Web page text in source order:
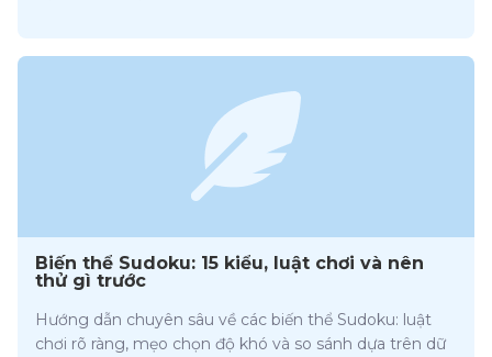
Biến thể Sudoku: 15 kiểu, luật chơi và nên
thử gì trước
Hướng dẫn chuyên sâu về các biến thể Sudoku: luật
chơi rõ ràng, mẹo chọn độ khó và so sánh dựa trên dữ